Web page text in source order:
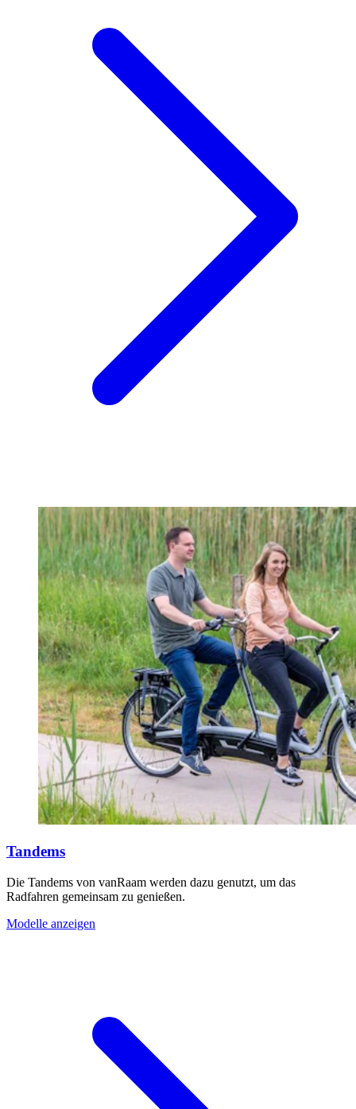
Tandems
Die Tandems von vanRaam werden dazu genutzt, um das
Radfahren gemeinsam zu genießen.
Modelle anzeigen